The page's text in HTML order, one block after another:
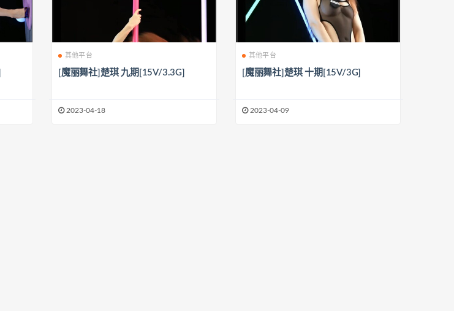
其他平台
[魔丽舞社]楚琪 九期[15V/3.3G]
2023-04-18
其他平台
[魔丽舞社]楚琪 十期[15V/3G]
2023-04-09